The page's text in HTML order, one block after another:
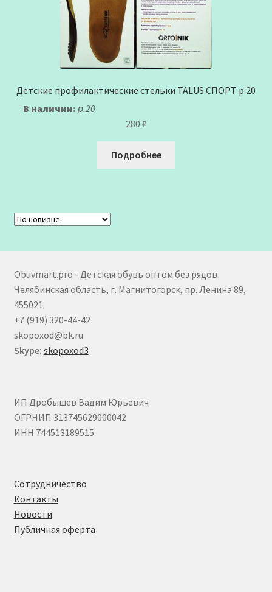
Детские профилактические стельки TALUS СПОРТ р.20
В наличии: р.20
280 ₽
Подробнее
Obuvmart.pro - Детская обувь оптом без рядов
Челябинская область, г. Магнитогорск, пр. Ленина 89,
455021
+7 (919) 320-44-42
skopoxod@bk.ru
Skype: skopoxod3
ИП Дробышев Вадим Юрьевич
ОГРНИП 313745629000042
ИНН 744513189515
Сотрудничество
Контакты
Новости
Публичная оферта